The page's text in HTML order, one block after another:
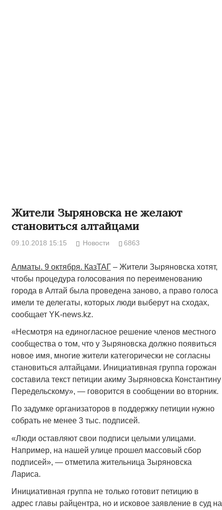
Жители Зыряновска не желают
становиться алтайцами
09.10.2018 15:15 Новости 6863
Алматы. 9 октября. КазТАГ– Жители Зыряновска хотят,
чтобы процедура голосования по переименованию
города в Алтай была проведена заново, а право голоса
имели те делегаты, которых люди выберут на сходах,
сообщает YK-news.kz.
«Несмотря на единогласное решение членов местного
сообщества о том, что у Зыряновска должно появиться
новое имя, многие жители категорически не согласны
становиться алтайцами. Инициативная группа горожан
составила текст петиции акиму Зыряновска Константину
Передельскому», — говорится в сообщении во вторник.
По задумке организаторов в поддержку петиции нужно
собрать не менее 3 тыс. подписей.
«Люди оставляют свои подписи целыми улицами.
Например, на нашей улице прошел массовый сбор
подписей», — отметила жительница Зыряновска
Лариса.
Инициативная группа не только готовит петицию в
адрес главы райцентра, но и исковое заявление в суд на